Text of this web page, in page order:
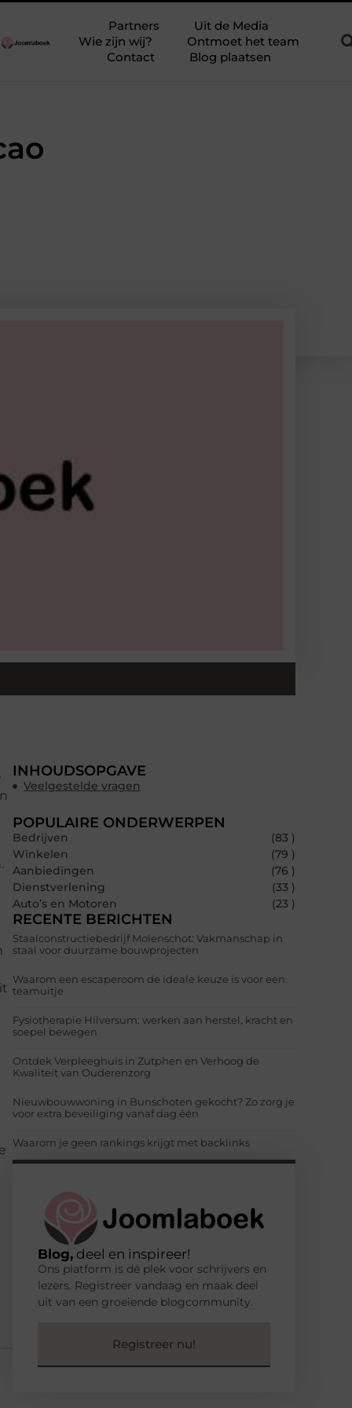
Partners
Uit de Media
Wie zijn wij?
Ontmoet het team
Contact
Blog plaatsen
INHOUDSOPGAVE
Veelgestelde vragen
POPULAIRE ONDERWERPEN
Bedrijven
(83 )
Winkelen
(79 )
Aanbiedingen
(76 )
Dienstverlening
(33 )
Auto’s en Motoren
(23 )
RECENTE BERICHTEN
Staalconstructiebedrijf Molenschot: Vakmanschap in
staal voor duurzame bouwprojecten
Waarom een escaperoom de ideale keuze is voor een
teamuitje
Fysiotherapie Hilversum: werken aan herstel, kracht en
soepel bewegen
Ontdek Verpleeghuis in Zutphen en Verhoog de
Kwaliteit van Ouderenzorg
Nieuwbouwwoning in Bunschoten gekocht? Zo zorg je
voor extra beveiliging vanaf dag één
Waarom je geen rankings krijgt met backlinks
Blog, deel en inspireer!
Ons platform is dé plek voor schrijvers en
lezers. Registreer vandaag en maak deel
uit van een groeiende blogcommunity.
Registreer nu!